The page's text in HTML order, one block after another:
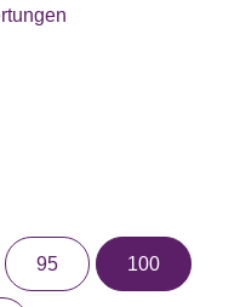
95 100